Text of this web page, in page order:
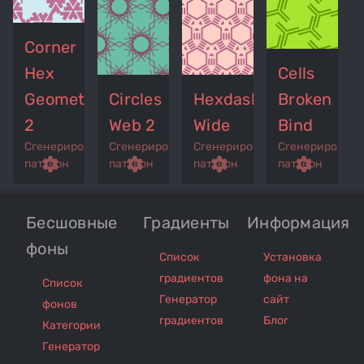
Corner
Hex
Geometry
2
Сгенерированный
паттерн
settings
Circles
Web 2
Сгенерированный
паттерн
remove_red_eye get_app settings
Hexdash
Wide
Сгенерированный
паттерн
remove_red_eye get_app settings
Cells
Broken
Bind
паттерн
remove_red_eye get_app settings
Бесшовные
фоны
Список
фонов
Категории
Генератор
Градиенты
Список
градиентов
Генератор
градиентов
Информация
Установка
фона на
сайт
Блог